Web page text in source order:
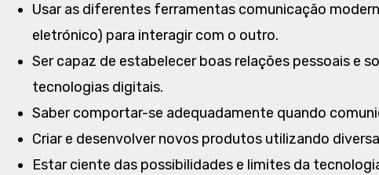
Usar as diferentes ferramentas comunicação
eletrónico) para interagir com o outro.
Ser capaz de estabelecer boas relações pessoais e
tecnologias digitais.
Saber comportar-se adequadamente quando
Criar e desenvolver novos produtos utilizando
Estar ciente das possibilidades e limites da